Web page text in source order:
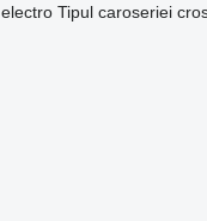
electro Tipul caroseriei